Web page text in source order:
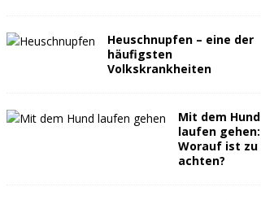
Heuschnupfen – eine der
häufigsten
Volkskrankheiten
Mit dem Hund
laufen gehen:
Worauf ist zu
achten?